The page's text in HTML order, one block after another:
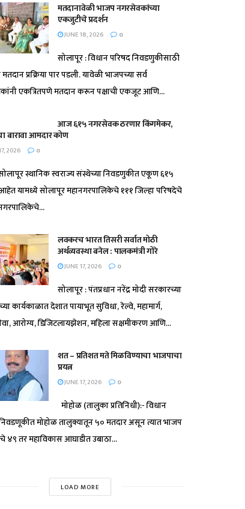
मतदानावेळी भाजप नगरसेवकांच्या
एकजुटीचे प्रदर्शन
JUNE 18, 2026 0
सोलापूर : विधान परिषद निवडणुकीसाठी
प्रक्रिया पार पडली. यावेळी भाजपच्या सर्व
एकत्रितपणे मतदान करून पक्षाची एकजूट आणि...
आज ६१५ नगरसेवक ठरणार किंगमेकर,
बारावा आमदार कोण
2026 0
सोलापूर स्थानिक स्वराज्य संस्थेच्या निवडणुकीत एकूण ६१५
यामध्ये सोलापूर महानगरपालिकेचे १११ जिल्हा परिषदेचे
लवकरच भारत तिसरी सर्वात मोठी
अर्थव्यवस्था बनेल : पालकमंत्री गोरे
JUNE 17, 2026 0
सोलापूर : पंतप्रधान नरेंद्र मोदी सरकारच्या
कार्यकाळात देशात पायाभूत सुविधा, रेल्वे, महामार्ग,
आरोग्य, डिजिटलायझेशन, महिला सक्षमीकरण आणि...
शत – प्रतिशत मते मिळविण्याचा भाजपाचा
प्रयत्न
JUNE 17, 2026 0
मोहोळ (तालुका प्रतिनिधी):- विधान
मोहोळ तालुक्यातून ५० मतदार असून त्यात भाजप
४९ तर महाविकास आघाडीत उबाठा...
LOAD MORE